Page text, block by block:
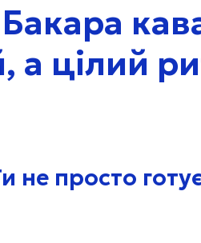
а цілий
не просто